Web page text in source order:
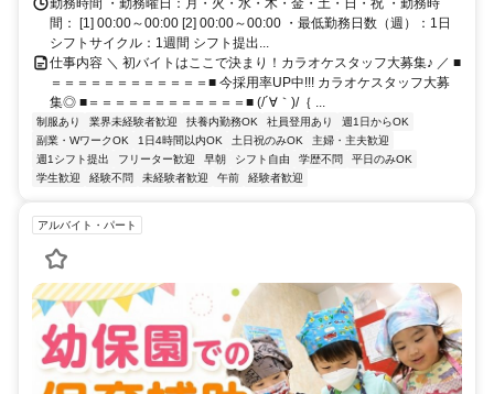
間： [1] 00:00～00:00 [2] 00:00～00:00 ・最低勤務日数（週）：1日
シフトサイクル：1週間 シフト提出...
仕事内容 ＼ 初バイトはここで決まり！カラオケスタッフ大募集♪ ／ ■
＝＝＝＝＝＝＝＝＝＝＝＝■ 今採用率UP中!!! カラオケスタッフ大募
集◎ ■＝＝＝＝＝＝＝＝＝＝＝＝■ (/´∀｀)/｛ ...
制服あり 業界未経験者歓迎 扶養内勤務OK 社員登用あり
週1日からOK
副業・WワークOK
1日4時間以内OK 土日祝のみOK
主婦・主夫歓迎
週1シフト提出
フリーター歓迎 早朝 シフト自由 学歴不問
平日のみOK
学生歓迎
経験不問 未経験者歓迎 午前 経験者歓迎
アルバイト・パート